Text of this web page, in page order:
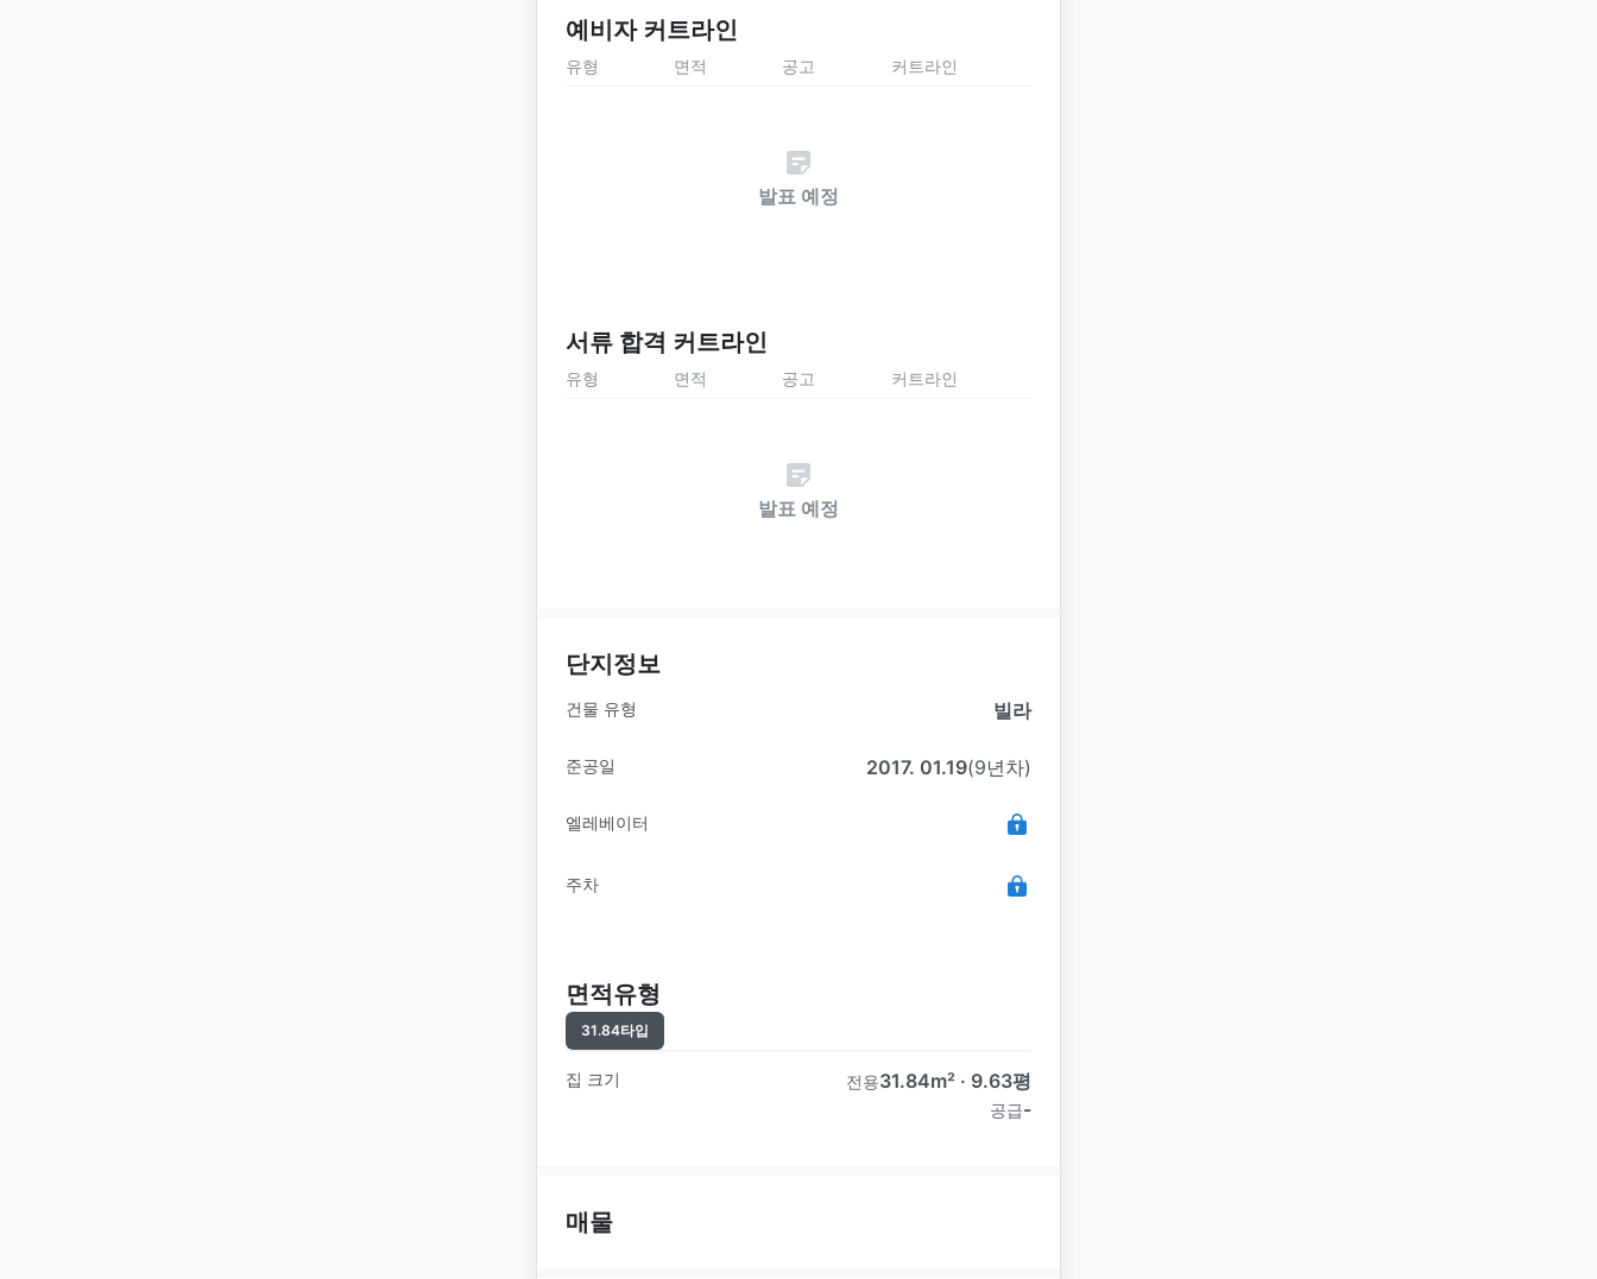
예비자 커트라인
유형 면적 공고 커트라인
발표 예정
서류 합격 커트라인
유형 면적 공고 커트라인
발표 예정
단지정보
건물 유형 빌라
준공일 2017. 01.19(9년차)
엘레베이터
주차
면적유형
31.84타입
집 크기 전용31.84m² · 9.63평
공급-
매물